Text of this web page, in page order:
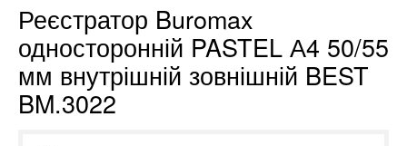
Реєстратор Buromax
односторонній PASTEL А4 50/55
мм внутрішній зовнішній BEST
BM.3022